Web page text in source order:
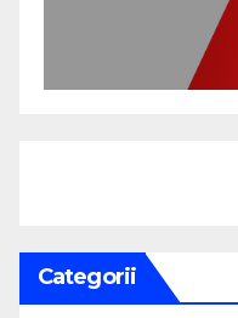
Categorii